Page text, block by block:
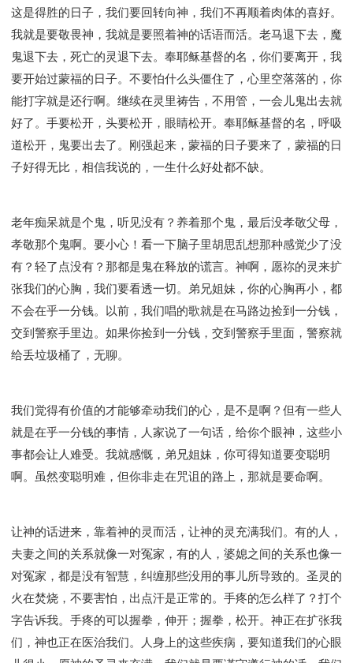
这是得胜的日子，我们要回转向神，我们不再顺着肉体的喜好。
我就是要敬畏神，我就是要照着神的话语而活。老马退下去，魔
鬼退下去，死亡的灵退下去。奉耶稣基督的名，你们要离开，我
要开始过蒙福的日子。不要怕什么头僵住了，心里空落落的，你
能打字就是还行啊。继续在灵里祷告，不用管，一会儿鬼出去就
好了。手要松开，头要松开，眼睛松开。奉耶稣基督的名，呼吸
道松开，鬼要出去了。刚强起来，蒙福的日子要来了，蒙福的日
子好得无比，相信我说的，一生什么好处都不缺。
老年痴呆就是个鬼，听见没有？养着那个鬼，最后没孝敬父母，
孝敬那个鬼啊。要小心！看一下脑子里胡思乱想那种感觉少了没
有？轻了点没有？那都是鬼在释放的谎言。神啊，愿祢的灵来扩
张我们的心胸，我们要看透一切。弟兄姐妹，你的心胸再小，都
不会在乎一分钱。以前，我们唱的歌就是在马路边捡到一分钱，
交到警察手里边。如果你捡到一分钱，交到警察手里面，警察就
给丢垃圾桶了，无聊。
我们觉得有价值的才能够牵动我们的心，是不是啊？但有一些人
就是在乎一分钱的事情，人家说了一句话，给你个眼神，这些小
事都会让人难受。我就感慨，弟兄姐妹，你可得知道要变聪明
啊。虽然变聪明难，但你非走在咒诅的路上，那就是要命啊。
让神的话进来，靠着神的灵而活，让神的灵充满我们。有的人，
夫妻之间的关系就像一对冤家，有的人，婆媳之间的关系也像一
对冤家，都是没有智慧，纠缠那些没用的事儿所导致的。圣灵的
火在焚烧，不要害怕，出点汗是正常的。手疼的怎么样了？打个
字告诉我。手疼的可以握拳，伸开；握拳，松开。神正在扩张我
们，神也正在医治我们。人身上的这些疾病，要知道我们的心眼